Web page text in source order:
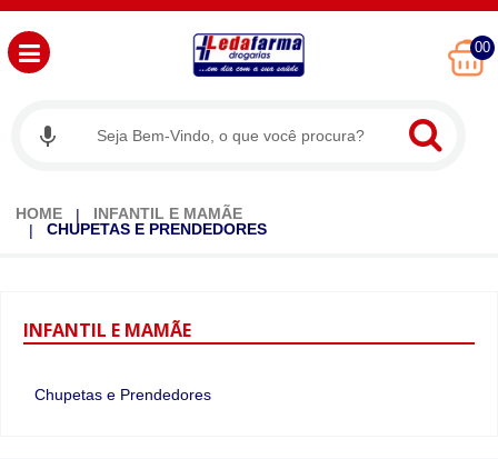
00
HOME
INFANTIL E MAMÃE
CHUPETAS E PRENDEDORES
INFANTIL E MAMÃE
Chupetas e Prendedores